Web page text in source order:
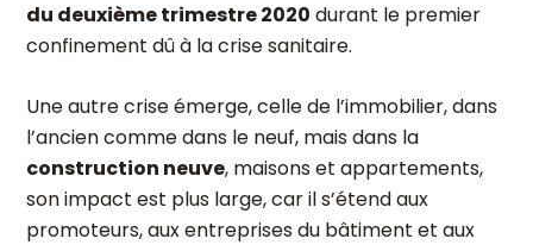
du deuxième trimestre 2020 durant le premier
confinement dû à la crise sanitaire.
Une autre crise émerge, celle de l’immobilier, dans
l’ancien comme dans le neuf, mais dans la
construction neuve, maisons et appartements,
son impact est plus large, car il s’étend aux
promoteurs, aux entreprises du bâtiment et aux